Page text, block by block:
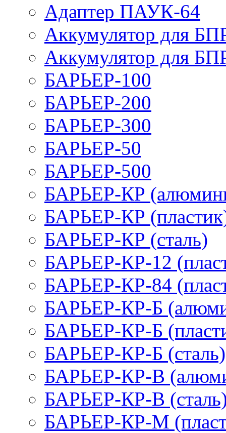
Адаптер ПАУК-64
Аккумулятор для
Аккумулятор для
БАРЬЕР-100
БАРЬЕР-200
БАРЬЕР-300
БАРЬЕР-50
БАРЬЕР-500
БАРЬЕР-КР
БАРЬЕР-КР
БАРЬЕР-КР (сталь)
БАРЬЕР-КР-12
БАРЬЕР-КР-84
БАРЬЕР-КР-Б
БАРЬЕР-КР-Б
БАРЬЕР-КР-Б (сталь)
БАРЬЕР-КР-В
БАРЬЕР-КР-В
БАРЬЕР-КР-М